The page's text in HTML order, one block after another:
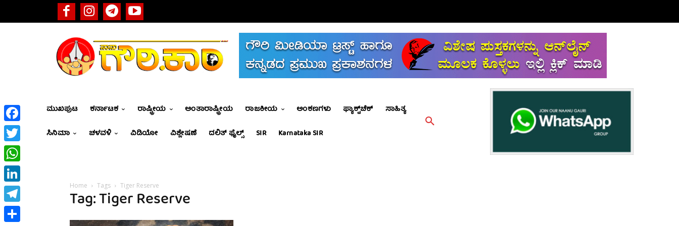
ಮುಖಪುಟ ಕರ್ನಾಟಕ ರಾಷ್ಟ್ರೀಯ ಅಂತಾರಾಷ್ಟ್ರೀಯ ರಾಜಕೀಯ ಅಂಕಣಗಳು ಫ್ಯಾಕ್ಟ್‌ಚೆಕ್
ಸಾಹಿತ್ಯ
ಸಿನಿಮಾ
ಚಳವಳಿ ವಿಡಿಯೋ ವಿಶ್ಲೇಷಣೆ ದಲಿತ್ ಫೈಲ್ಸ್ SIR Karnataka SIR
Home Tags Tiger Reserve
Tag: Tiger Reserve
Facebook
Twitter
WhatsApp
LinkedIn
Telegram